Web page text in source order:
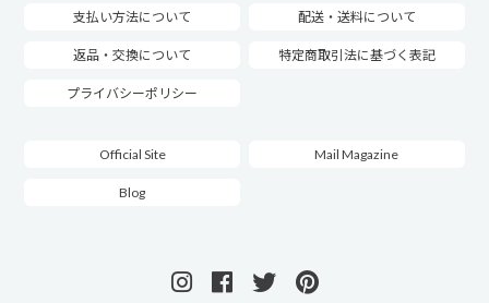
支払い方法について 配送・送料について
返品・交換について 特定商取引法に基づく表記
プライバシーポリシー
Official Site Mail Magazine
Blog